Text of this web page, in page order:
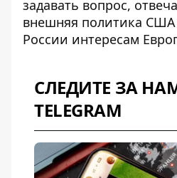
задавать вопрос,
внешняя политика
России интересам
СЛЕДИТЕ ЗА
TELEGRAM